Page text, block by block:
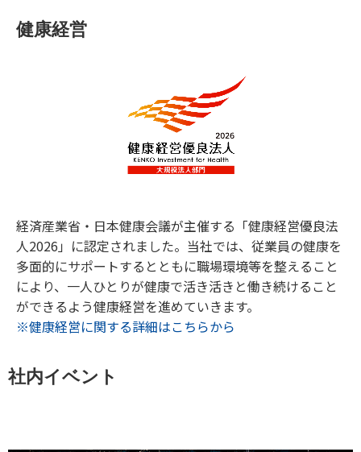
健康経営
経済産業省・日本健康会議が主催する「健康経営優良法
人2026」に認定されました。当社では、従業員の健康を
多面的にサポートするとともに職場環境等を整えること
により、一人ひとりが健康で活き活きと働き続けること
ができるよう健康経営を進めていきます。
※健康経営に関する詳細はこちらから
社内イベント